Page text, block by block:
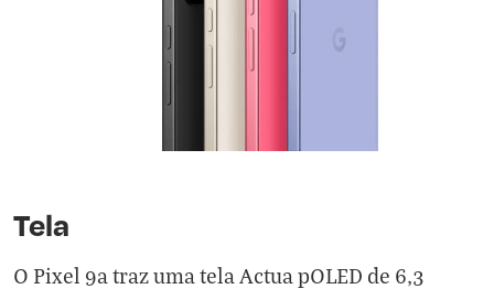
Tela
O Pixel 9a traz uma tela Actua pOLED de 6,3